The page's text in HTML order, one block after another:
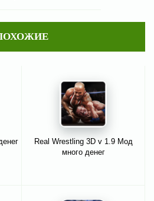
Real Wrestling 3D v 1.9 Мод
много денег